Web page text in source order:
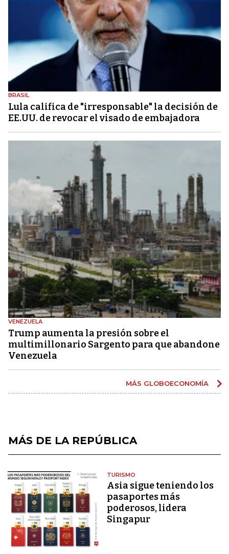
BRASIL
Lula califica de "irresponsable" la decisión de
EE.UU. de revocar el visado de embajadora
VENEZUELA
Trump aumenta la presión sobre el
multimillonario Sargento para que abandone
Venezuela
MÁS GLOBOECONOMÍA
MÁS DE LA REPÚBLICA
TURISMO
Asia sigue teniendo los
pasaportes más
poderosos, lidera
Singapur